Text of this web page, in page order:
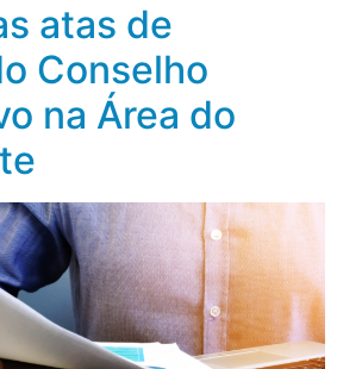
atas de
Conselho
na Área do